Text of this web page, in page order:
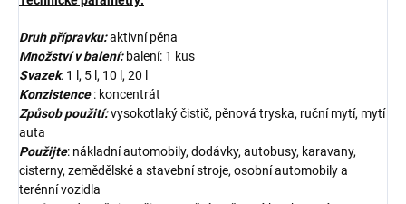
Druh přípravku:aktivní pěna
Množství v balení: balení: 1 kus
Svazek: 1 l, 5 l, 10 l, 20 l
Konzistence: koncentrát
Způsob použití:vysokotlaký čistič, pěnová tryska, ruční mytí, mytí
auta
Použijte: nákladní automobily, dodávky, autobusy, karavany,
cisterny, zemědělské a stavební stroje, osobní automobily a
terénní vozidla